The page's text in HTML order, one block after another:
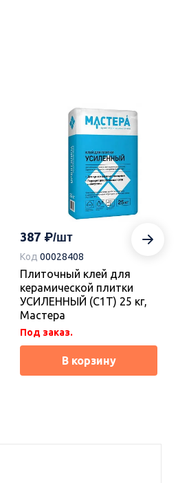
387
Код 00028408
Плиточный клей для
керамической плитки
УСИЛЕННЫЙ (С1Т) 25 кг,
Мастера
Под заказ.
В корзину